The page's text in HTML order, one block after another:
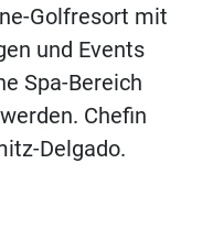
Golfresort mit
und Events
Spa-Bereich
Chefin
Delgado.